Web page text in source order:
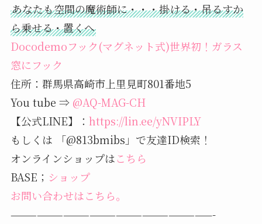
あなたも空間の魔術師に・・・掛ける・吊るすか
ら乗せる・置くへ
Docodemoフック(マグネット式)世界初！ガラス
窓にフック
住所：群馬県高崎市上里見町801番地5
You tube ⇒@AQ-MAG-CH
【公式LINE】： https://lin.ee/yNVIPLY
もしくは 「@813bmibs」で友達ID検索！
オンラインショップはこちら
BASE； ショップ
お問い合わせはこちら。
———————————————————————-